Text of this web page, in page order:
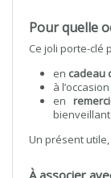
Pour quelle
Ce joli porte-clé
en cadeau
à l’occasion
en
Un présent
À associer